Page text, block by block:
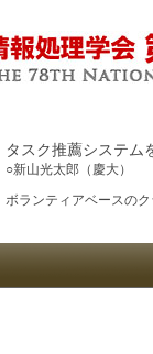
タスク推薦システム
○新山光太郎（慶大）
ボランティアベースの